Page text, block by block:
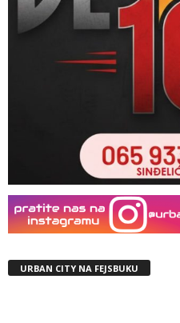
URBAN CITY NA FEJSBUKU